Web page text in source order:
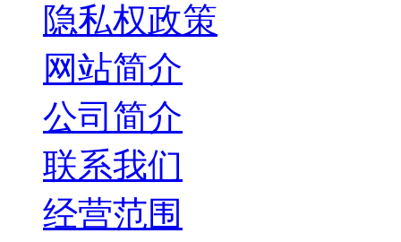
隐私权政策
网站简介
公司简介
联系我们
经营范围